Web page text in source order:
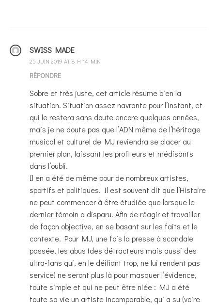
SWISS MADE
25 JUIN 2019 AT 8 H 14 MIN
RÉPONDRE
Sobre et très juste, cet article résume bien la
situation. Situation assez navrante pour l’instant, et
qui le restera sans doute encore quelques années,
mais je ne doute pas que l’ADN même de l’héritage
musical et culturel de MJ reviendra se placer au
premier plan, laissant les profiteurs et médisants
dans l’oubli.
Il en a été de même pour de nombreux artistes,
sportifs et politiques. Il est souvent dit que l’Histoire
ne peut commencer à être étudiée que lorsque le
dernier témoin a disparu. Afin de réagir et travailler
de façon objective, en se basant sur les faits et le
contexte. Pour MJ, une fois la presse à scandale
passée, les abus (des détracteurs mais aussi des
ultra-fans qui, en le déifiant trop, ne lui rendent pas
service) ne seront plus là pour masquer l’évidence,
toute simple et qui ne peut être niée : MJ a été
toute sa vie un artiste incomparable, qui a su (voire